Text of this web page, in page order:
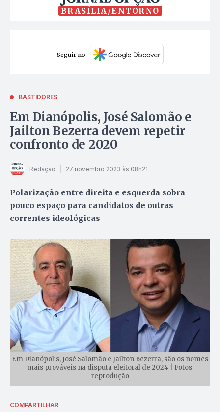
BRASÍLIA/ENTORNO
Seguir no
BASTIDORES
Em Dianópolis, José Salomão e
Jailton Bezerra devem repetir
confronto de 2020
Redação 27 novembro 2023 às 08h21
Polarização entre direita e esquerda sobra
pouco espaço para candidatos de outras
correntes ideológicas
Em Dianópolis, José Salomão e Jailton Bezerra, são os nomes
mais prováveis na disputa eleitoral de 2024 | Fotos:
reprodução
COMPARTILHAR